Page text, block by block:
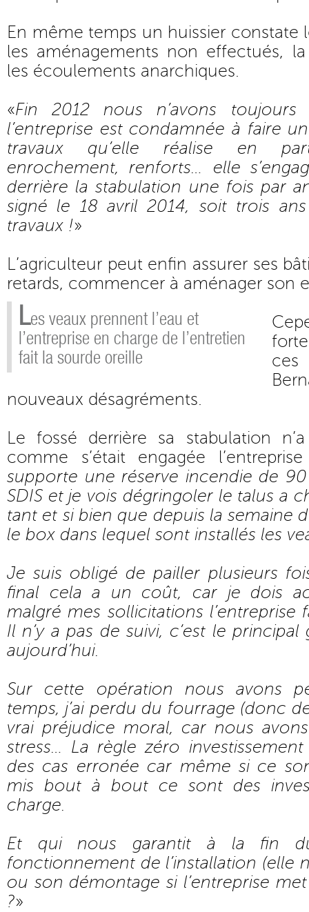
En même temps un huissier constate
les aménagements non effectués,
les écoulements anarchiques.
«Fin 2012 nous n’avons
l’entreprise est condamnée à faire
travaux qu’elle réalise en
enrochement, renforts… elle
derrière la stabulation une fois par
signé le 18 avril 2014, soit trois
travaux !»
L’agriculteur peut enfin assurer ses
retards, commencer à aménager son
Les veaux prennent l’eau et
l’entreprise en charge de l’entretien
fait la sourde oreille
nouveaux désagréments.
Le fossé derrière sa stabulation
comme s’était engagée
supporte une réserve incendie de
SDIS et je vois dégringoler le talus a
tant et si bien que depuis la semaine
le box dans lequel sont installés les
Je suis obligé de pailler plusieurs
final cela a un coût, car je dois
malgré mes sollicitations l’entreprise
Il n’y a pas de suivi, c’est le
aujourd’hui.
Sur cette opération nous avons
temps, j’ai perdu du fourrage (donc
vrai préjudice moral, car nous
stress… La règle zéro
des cas erronée car même si ce
mis bout à bout ce sont des
charge.
Et qui nous garantit à la fin
fonctionnement de l’installation (elle
ou son démontage si l’entreprise
?»